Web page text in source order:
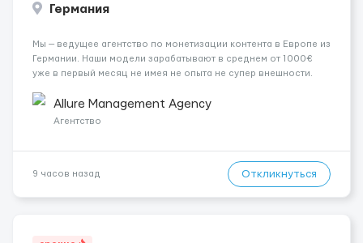
Германия
Мы — ведущее агентство по монетизации контента в Европе из
Германии. Наши модели зарабатывают в среднем от 1000€
уже в первый месяц не имея не опыта не супер внешности.
города мира, начинающих и с опытом. Что мы предлаг...
Allure Management Agency
Агентство
9 часов назад Откликнуться